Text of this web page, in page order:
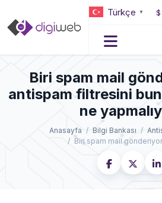
Türkçe ▼ $
Biri spam mail
antispam filtresini
ne
Anasayfa Bilgi Bankası
Biri spam mail